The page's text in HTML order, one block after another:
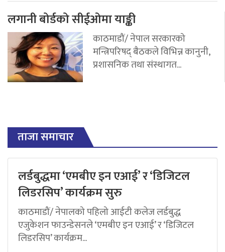
लगानी बोर्डको सीईओमा याङ्की
काठमाडौं/ नेपाल सरकारको
मन्त्रिपरिषद् बैठकले विभिन्न कानुनी,
प्रशासनिक तथा संस्थागत...
ताजा समाचार
लर्डबुद्धमा ‘एमबीए इन एआई’ र ‘डिजिटल
लिडरसिप’ कार्यक्रम सुरु
काठमाडौं/ नेपालको पहिलो आईटी कलेज लर्डबुद्ध
एजुकेशन फाउन्डेसनले ‘एमबीए इन एआई’ र ‘डिजिटल
लिडरसिप’ कार्यक्रम...